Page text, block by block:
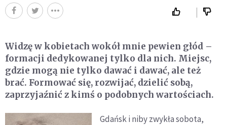
Widzę w kobietach wokół mnie pewien głód –
formacji dedykowanej tylko dla nich. Miejsc,
gdzie mogą nie tylko dawać i dawać, ale też
brać. Formować się, rozwijać, dzielić sobą,
zaprzyjaźnić z kimś o podobnych wartościach.
Gdańsk i niby zwykła sobota,